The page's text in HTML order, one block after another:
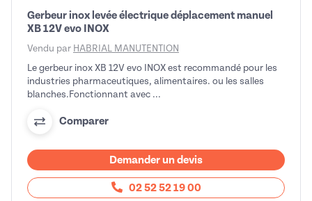
Gerbeur inox levée électrique déplacement manuel
XB 12V evo INOX
Vendu par HABRIAL MANUTENTION
Le gerbeur inox XB 12V evo INOX est recommandé pour les
industries pharmaceutiques, alimentaires. ou les salles
blanches.Fonctionnant avec ...
Comparer
Demander un devis
02 52 52 19 00